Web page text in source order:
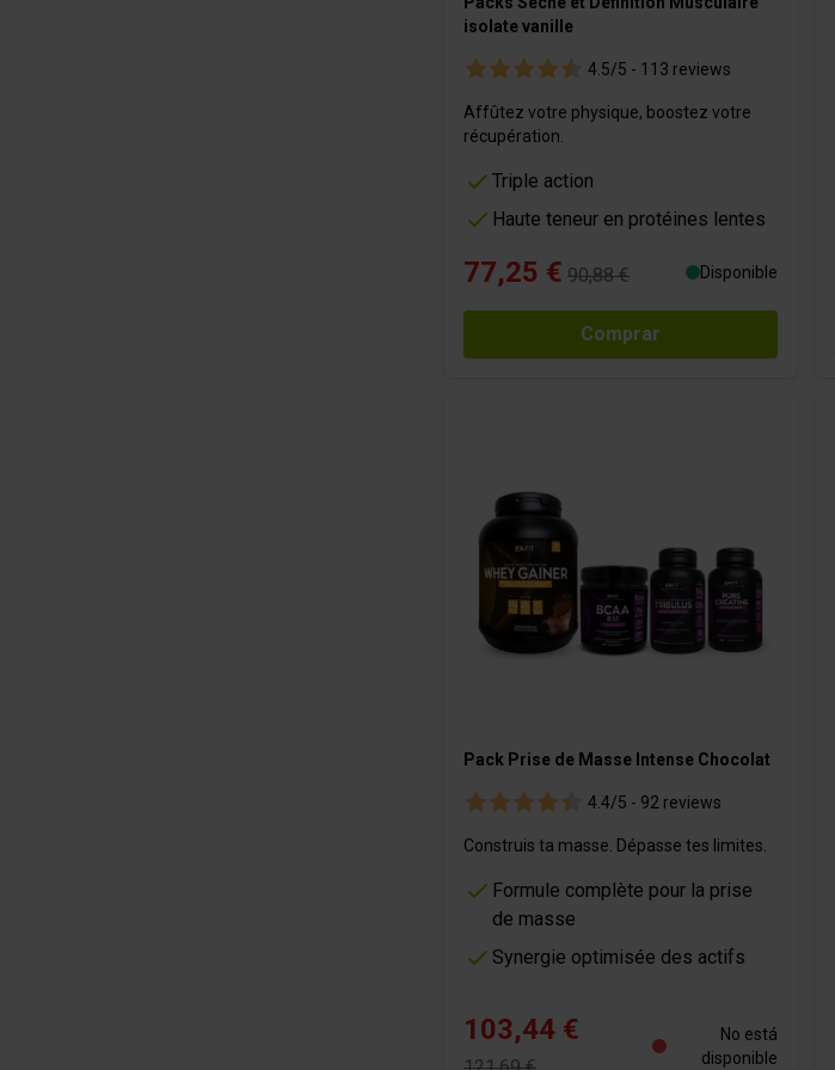
isolate vanille
4.5/5 - 113 reviews
Affûtez votre physique, boostez votre
récupération.
Triple action
Haute teneur en protéines lentes
77,25 € 90,88 € Disponible
Comprar
Pack Prise de Masse Intense Chocolat
4.4/5 - 92 reviews
Construis ta masse. Dépasse tes limites.
Formule complète pour la prise
de masse
Synergie optimisée des actifs
103,44 €
No está
disponible